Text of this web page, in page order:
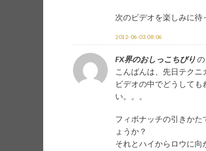
次のビデオを楽しみに待
2012-06-03 08:06
FX界のおしっこちびり
こんばんは、先日テクニ
ビデオの中でどうして
い。。。
フィボナッチの引きか
ょうか？
それとハイからロウに向